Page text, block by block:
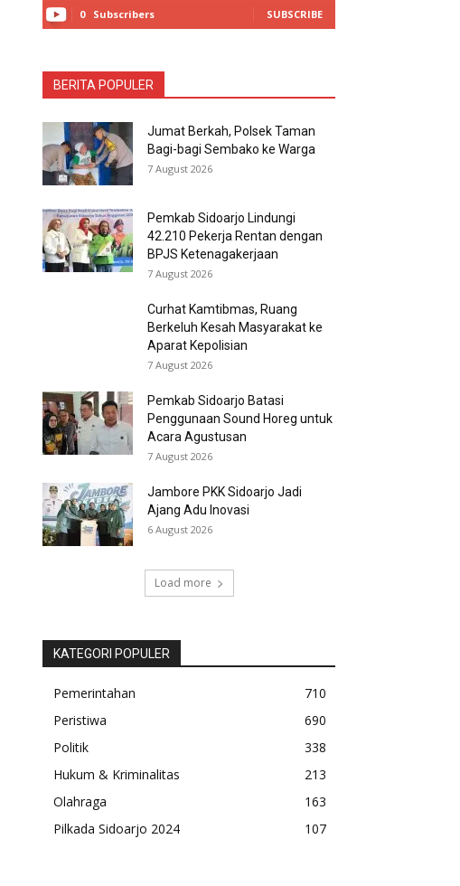
0 Subscribers SUBSCRIBE
BERITA POPULER
Jumat Berkah, Polsek Taman
Bagi-bagi Sembako ke Warga
7 August 2026
Pemkab Sidoarjo Lindungi
42.210 Pekerja Rentan dengan
BPJS Ketenagakerjaan
7 August 2026
Curhat Kamtibmas, Ruang
Berkeluh Kesah Masyarakat ke
Aparat Kepolisian
7 August 2026
Pemkab Sidoarjo Batasi
Penggunaan Sound Horeg untuk
Acara Agustusan
7 August 2026
Jambore PKK Sidoarjo Jadi
Ajang Adu Inovasi
6 August 2026
Load more
KATEGORI POPULER
Pemerintahan
710
Peristiwa
690
Politik
338
Hukum & Kriminalitas
213
Olahraga
163
Pilkada Sidoarjo 2024
107